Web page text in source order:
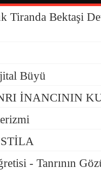
Tiranda Bektaşi
Büyü
İNANCININ
- Tanrının